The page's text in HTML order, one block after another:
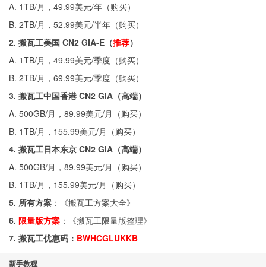
A. 1TB/月，49.99美元/年（购买）
B. 2TB/月，52.99美元/半年（购买）
2. 搬瓦工美国 CN2 GIA-E（推荐）
A. 1TB/月，49.99美元/季度（购买）
B. 2TB/月，69.99美元/季度（购买）
3. 搬瓦工中国香港 CN2 GIA（高端）
A. 500GB/月，89.99美元/月（购买）
B. 1TB/月，155.99美元/月（购买）
4. 搬瓦工日本东京 CN2 GIA（高端）
A. 500GB/月，89.99美元/月（购买）
B. 1TB/月，155.99美元/月（购买）
5. 所有方案 ：《搬瓦工方案大全》
6. 限量版方案 ：《搬瓦工限量版整理》
7. 搬瓦工优惠码： BWHCGLUKKB
新手教程